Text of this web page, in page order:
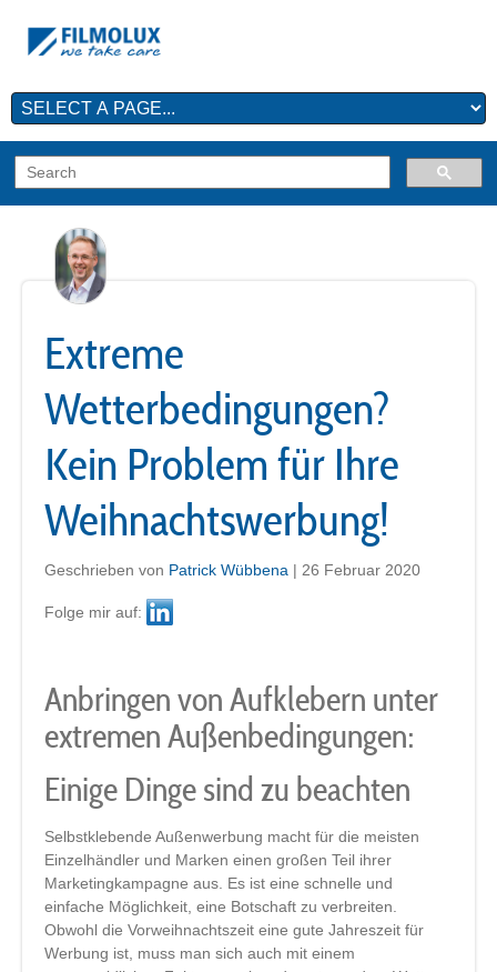
Extreme
Wetterbedingungen?
Kein Problem für Ihre
Weihnachtswerbung!
Geschrieben von Patrick Wübbena | 26 Februar 2020
Folge mir auf:
Anbringen von Aufklebern unter
extremen Außenbedingungen:
Einige Dinge sind zu beachten
Selbstklebende Außenwerbung macht für die meisten
Einzelhändler und Marken einen großen Teil ihrer
Marketingkampagne aus. Es ist eine schnelle und
einfache Möglichkeit, eine Botschaft zu verbreiten.
Obwohl die Vorweihnachtszeit eine gute Jahreszeit für
Werbung ist, muss man sich auch mit einem